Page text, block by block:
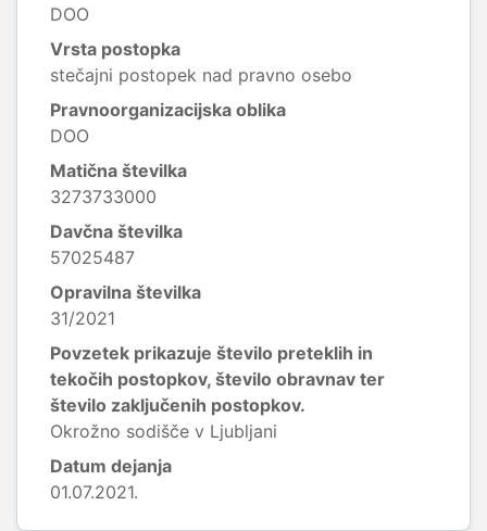
DOO
Vrsta postopka
stečajni postopek nad pravno osebo
Pravnoorganizacijska oblika
DOO
Matična številka
3273733000
Davčna številka
57025487
Opravilna številka
31/2021
Povzetek prikazuje število preteklih in
tekočih postopkov, število obravnav ter
število zaključenih postopkov.
Okrožno sodišče v Ljubljani
Datum dejanja
01.07.2021.